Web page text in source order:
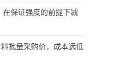
保证强度的前提下减
批量采购价，成本远低